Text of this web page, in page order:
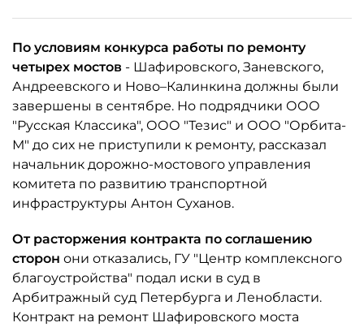
По условиям конкурса работы по ремонту
четырех мостов - Шафировского, Заневского,
Андреевского и Ново–Калинкина должны были
завершены в сентябре. Но подрядчики ООО
"Русская Классика", ООО "Тезис" и ООО "Орбита-
М" до сих не приступили к ремонту, рассказал
начальник дорожно-мостового управления
комитета по развитию транспортной
инфраструктуры Антон Суханов.
От расторжения контракта по соглашению
сторон они отказались, ГУ "Центр комплексного
благоустройства" подал иски в суд в
Арбитражный суд Петербурга и Ленобласти.
Контракт на ремонт Шафировского моста